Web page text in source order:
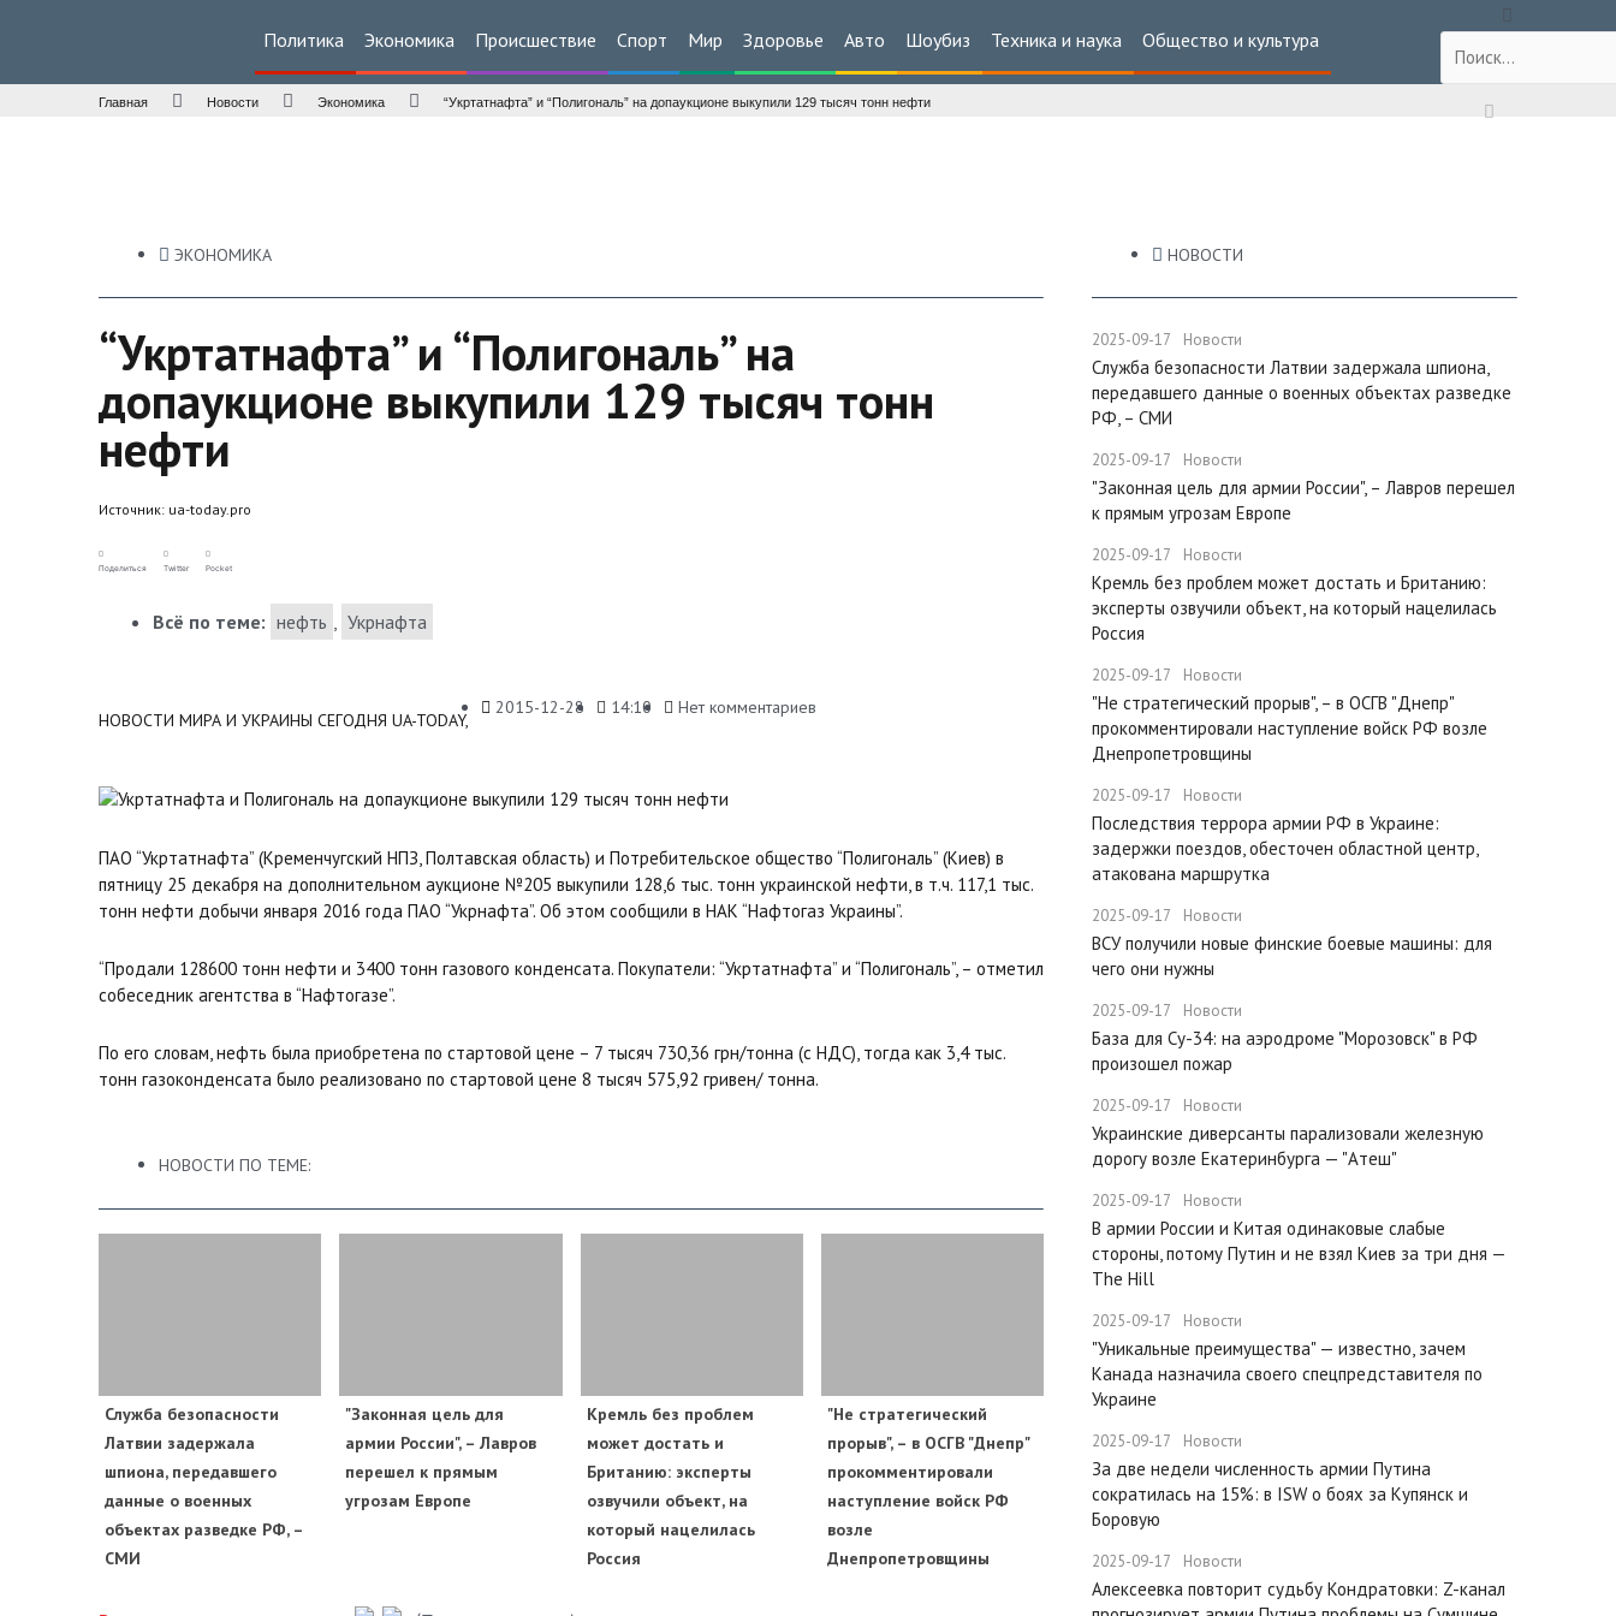
Политика Экономика Происшествие Спорт Мир Здоровье Авто Шоубиз Техника и наука Общество и культура
Главная Новости Экономика “Укртатнафта” и “Полигональ” на допаукционе выкупили 129 тысяч тонн нефти
ЭКОНОМИКА
“Укртатнафта” и “Полигональ” на
допаукционе выкупили 129 тысяч тонн
нефти
Источник: ua-today.pro
Поделиться Twitter Pocket
Всё по теме: нефть , Укрнафта
НОВОСТИ МИРА И УКРАИНЫ СЕГОДНЯ UA-TODAY,
2015-12-28 14:10 Нет комментариев
ПАО “Укртатнафта” (Кременчугский НПЗ, Полтавская область) и Потребительское общество “Полигональ” (Киев) в
пятницу 25 декабря на дополнительном аукционе №205 выкупили 128,6 тыс. тонн украинской нефти, в т.ч. 117,1 тыс.
тонн нефти добычи января 2016 года ПАО “Укрнафта”. Об этом сообщили в НАК “Нафтогаз Украины”.
“Продали 128600 тонн нефти и 3400 тонн газового конденсата. Покупатели: “Укртатнафта” и “Полигональ”, – отметил
собеседник агентства в “Нафтогазе”.
По его словам, нефть была приобретена по стартовой цене – 7 тысяч 730,36 грн/тонна (с НДС), тогда как 3,4 тыс.
тонн газоконденсата было реализовано по стартовой цене 8 тысяч 575,92 гривен/ тонна.
НОВОСТИ ПО ТЕМЕ:
Служба безопасности
Латвии задержала
шпиона, передавшего
данные о военных
объектах разведке РФ, –
СМИ
"Законная цель для
армии России", – Лавров
перешел к прямым
угрозам Европе
​Кремль без проблем
может достать и
Британию: эксперты
озвучили объект, на
который нацелилась
Россия
"Не стратегический
прорыв", – в ОСГВ "Днепр"
прокомментировали
наступление войск РФ
возле
Днепропетровщины
НОВОСТИ
2025-09-17 Новости
Служба безопасности Латвии задержала шпиона,
передавшего данные о военных объектах разведке
РФ, – СМИ
2025-09-17 Новости
"Законная цель для армии России", – Лавров перешел
к прямым угрозам Европе
2025-09-17 Новости
​Кремль без проблем может достать и Британию:
эксперты озвучили объект, на который нацелилась
Россия
2025-09-17 Новости
"Не стратегический прорыв", – в ОСГВ "Днепр"
прокомментировали наступление войск РФ возле
Днепропетровщины
2025-09-17 Новости
Последствия террора армии РФ в Украине:
задержки поездов, обесточен областной центр,
атакована маршрутка
2025-09-17 Новости
ВСУ получили новые финские боевые машины: для
чего они нужны
2025-09-17 Новости
База для Су-34: на аэродроме "Морозовск" в РФ
произошел пожар
2025-09-17 Новости
Украинские диверсанты парализовали железную
дорогу возле Екатеринбурга — "Атеш"
2025-09-17 Новости
​В армии России и Китая одинаковые слабые
стороны, потому Путин и не взял Киев за три дня —
The Hill
2025-09-17 Новости
​"Уникальные преимущества" — известно, зачем
Канада назначила своего спецпредставителя по
Украине
2025-09-17 Новости
​За две недели численность армии Путина
сократилась на 15%: в ISW о боях за Купянск и
Боровую
2025-09-17 Новости
​Алексеевка повторит судьбу Кондратовки: Z-канал